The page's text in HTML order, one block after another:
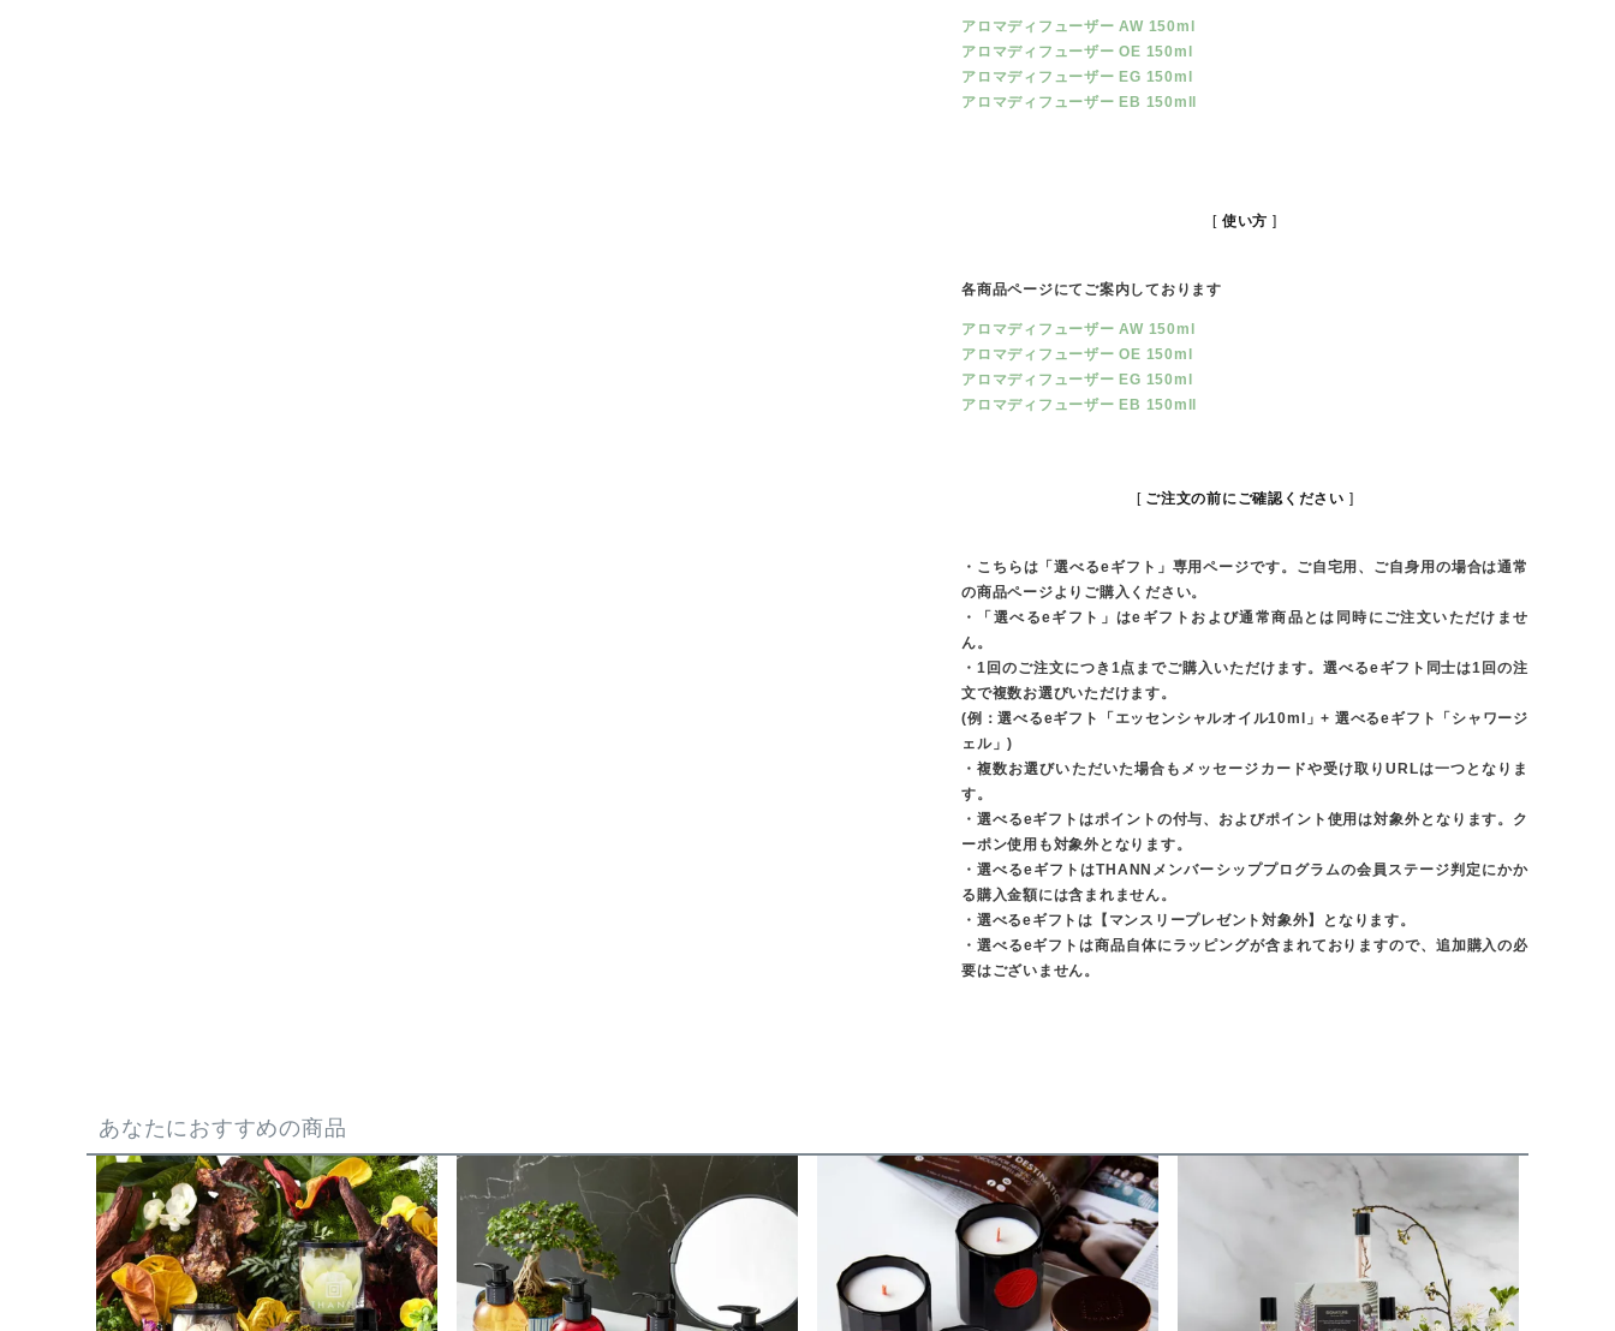
アロマディフューザー AW 150ml
アロマディフューザー OE 150ml
アロマディフューザー EG 150ml
アロマディフューザー EB 150mll
使い方
各商品ページにてご案内しております
アロマディフューザー AW 150ml
アロマディフューザー OE 150ml
アロマディフューザー EG 150ml
アロマディフューザー EB 150mll
ご注文の前にご確認ください
・こちらは「選べるeギフト」専用ページです。ご自宅用、ご自身用の場合は通常
の商品ページよりご購入ください。
・「選べるeギフト」はeギフトおよび通常商品とは同時にご注文いただけませ
ん。
・1回のご注文につき1点までご購入いただけます。選べるeギフト同士は1回の注
文で複数お選びいただけます。
(例：選べるeギフト「エッセンシャルオイル10ml」+ 選べるeギフト「シャワージ
ェル」)
・複数お選びいただいた場合もメッセージカードや受け取りURLは一つとなりま
す。
・選べるeギフトはポイントの付与、およびポイント使用は対象外となります。ク
ーポン使用も対象外となります。
・選べるeギフトはTHANNメンバーシッププログラムの会員ステージ判定にかか
る購入金額には含まれません。
・選べるeギフトは【マンスリープレゼント対象外】となります。
・選べるeギフトは商品自体にラッピングが含まれておりますので、追加購入の必
要はございません。
あなたにおすすめの商品